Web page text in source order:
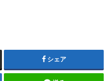
シェア